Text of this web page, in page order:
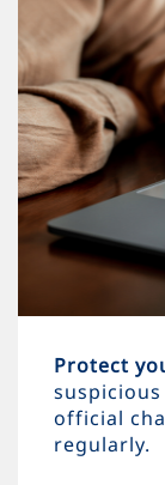
Protect
official
regularly.